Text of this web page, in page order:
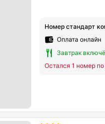
Номер стандарт
Оплата онлайн
Завтрак
Остался 1 номер